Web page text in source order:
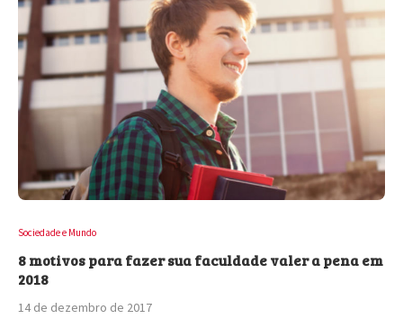
Sociedade e Mundo
8 motivos para fazer sua faculdade valer a pena em
2018
14 de dezembro de 2017